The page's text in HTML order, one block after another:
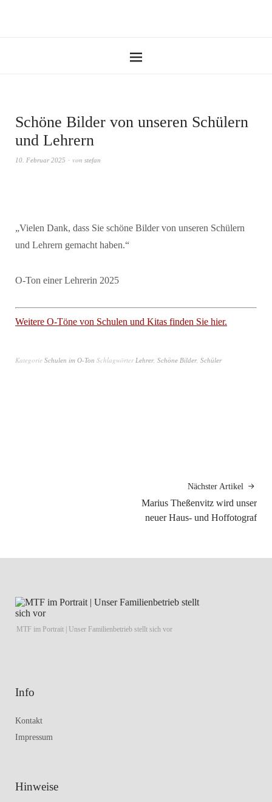
Schöne Bilder von unseren Schülern
und Lehrern
10. Februar 2025 von stefan
„Vielen Dank, dass Sie schöne Bilder von unseren Schülern
und Lehrern gemacht haben.“
O-Ton einer Lehrerin 2025
Weitere O-Töne von Schulen und Kitas finden Sie hier.
Kategorie Schulen im O-Ton Schlagwörter Lehrer, Schöne Bilder, Schüler
Nächster Artikel
Marius Theßenvitz wird unser
neuer Haus- und Hoffotograf
MTF im Portrait | Unser Familienbetrieb stellt sich vor
Info
Kontakt
Impressum
Hinweise